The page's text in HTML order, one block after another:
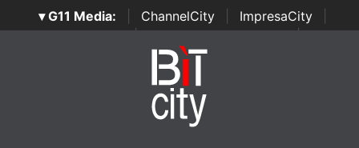
▾ G11 Media: ChannelCity ImpresaCity
SecurityOpenLab | Italian Channel Awards | Italian
Italian Security Awards